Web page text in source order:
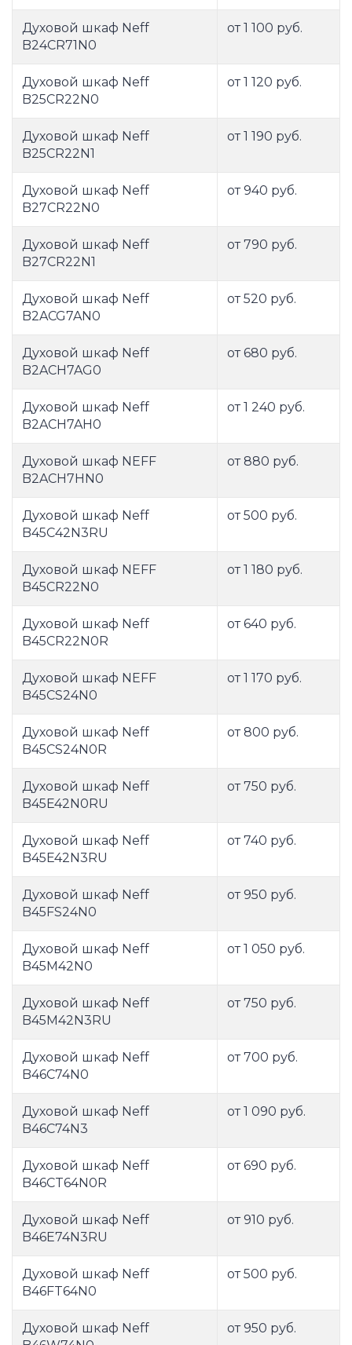
Духовой шкаф Neff
B24CR71N0
от 1 100 руб.
Духовой шкаф Neff
B25CR22N0
от 1 120 руб.
Духовой шкаф Neff
B25CR22N1
от 1 190 руб.
Духовой шкаф Neff
B27CR22N0
от 940 руб.
Духовой шкаф Neff
B27CR22N1
от 790 руб.
Духовой шкаф Neff
B2ACG7AN0
от 520 руб.
Духовой шкаф Neff
B2ACH7AG0
от 680 руб.
Духовой шкаф Neff
B2ACH7AH0
от 1 240 руб.
Духовой шкаф NEFF
B2ACH7HN0
от 880 руб.
Духовой шкаф Neff
B45C42N3RU
от 500 руб.
Духовой шкаф NEFF
B45CR22N0
от 1 180 руб.
Духовой шкаф Neff
B45CR22N0R
от 640 руб.
Духовой шкаф NEFF
B45CS24N0
от 1 170 руб.
Духовой шкаф Neff
B45CS24N0R
от 800 руб.
Духовой шкаф Neff
B45E42N0RU
от 750 руб.
Духовой шкаф Neff
B45E42N3RU
от 740 руб.
Духовой шкаф Neff
B45FS24N0
от 950 руб.
Духовой шкаф Neff
B45M42N0
от 1 050 руб.
Духовой шкаф Neff
B45M42N3RU
от 750 руб.
Духовой шкаф Neff
B46C74N0
от 700 руб.
Духовой шкаф Neff
B46C74N3
от 1 090 руб.
Духовой шкаф Neff
B46CT64N0R
от 690 руб.
Духовой шкаф Neff
B46E74N3RU
от 910 руб.
Духовой шкаф Neff
B46FT64N0
от 500 руб.
Духовой шкаф Neff
от 950 руб.